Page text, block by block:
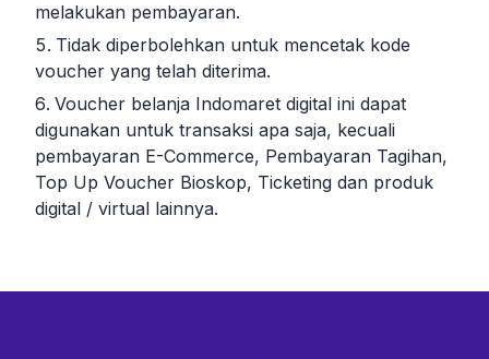
melakukan pembayaran.
Tidak diperbolehkan untuk mencetak kode
voucher yang telah diterima.
Voucher belanja Indomaret digital ini dapat
digunakan untuk transaksi apa saja, kecuali
pembayaran E-Commerce, Pembayaran Tagihan,
Top Up Voucher Bioskop, Ticketing dan produk
digital / virtual lainnya.